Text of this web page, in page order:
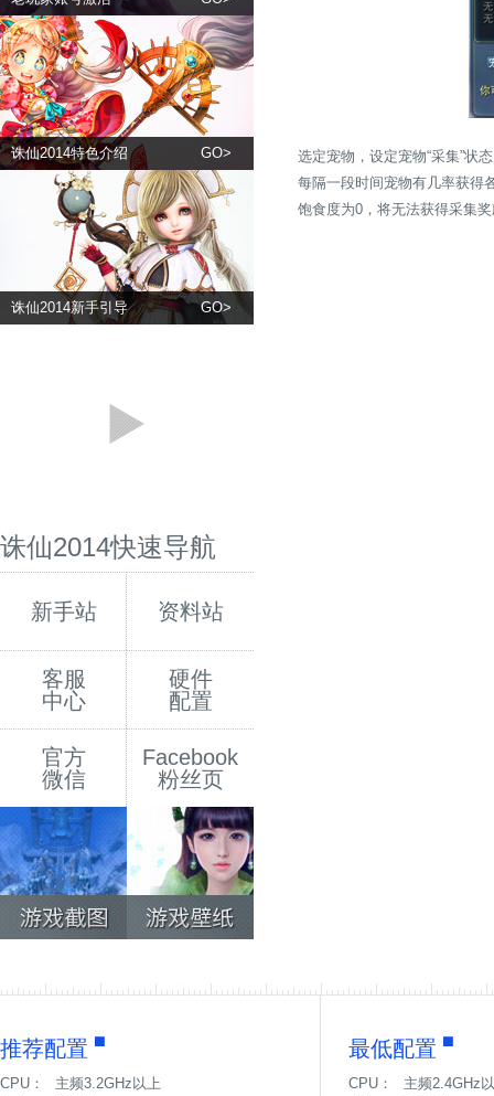
诛仙2014特色介绍 GO>
诛仙2014新手引导 GO>
诛仙2014快速导航
新手站 资料站
客服
中心
硬件
配置
官方
微信
Facebook
粉丝页
选定宠物，设定宠物“采集”状
每隔一段时间宠物有几率获得
饱食度为0，将无法获得采集
推荐配置
CPU：
主频3.2GHz以上
最低配置
CPU：
主频2.4GHz